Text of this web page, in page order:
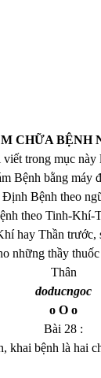
CHỮA BỆNH
trong mục này
Bệnh bằng máy
Định Bệnh theo
theo Tinh-Khí-
hay Thần
những thầy
Thân
doducngoc
o O o
Bài 28 :
bệnh là hai